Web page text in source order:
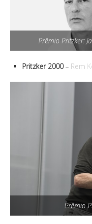
Prêmio Pritzker:
Pritzker 2000– Rem
Prêmio